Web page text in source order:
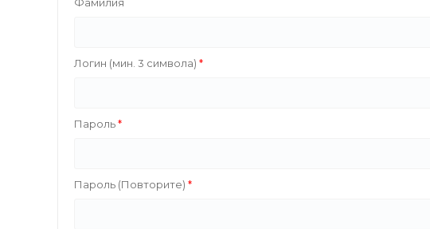
Логин (мин. 3 символа)
Пароль
Пароль (Повторите)